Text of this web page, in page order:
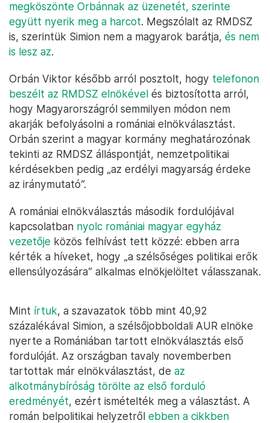
megköszönte Orbánnak az üzenetét, szerinte
együtt nyerik meg a harcot. Megszólalt az RMDSZ
is, szerintük Simion nem a magyarok barátja, és nem
is lesz az.
Orbán Viktor később arról posztolt, hogy telefonon
beszélt az RMDSZ elnökével és biztosította arról,
hogy Magyarországról semmilyen módon nem
akarják befolyásolni a romániai elnökválasztást.
Orbán szerint a magyar kormány meghatározónak
tekinti az RMDSZ álláspontját, nemzetpolitikai
kérdésekben pedig „az erdélyi magyarság érdeke
az iránymutató”.
A romániai elnökválasztás második fordulójával
kapcsolatban nyolc romániai magyar egyház
vezetője közös felhívást tett közzé: ebben arra
kérték a híveket, hogy „a szélsőséges politikai erők
ellensúlyozására” alkalmas elnökjelöltet válasszanak.
Mint írtuk, a szavazatok több mint 40,92
százalékával Simion, a szélsőjobboldali AUR elnöke
nyerte a Romániában tartott elnökválasztás első
fordulóját. Az országban tavaly novemberben
tartottak már elnökválasztást, de az
alkotmánybíróság törölte az első forduló
eredményét, ezért ismételték meg a választást. A
román belpolitikai helyzetről ebben a cikkben